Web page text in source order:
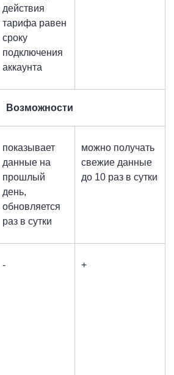
действия
тарифа равен
сроку
подключения
аккаунта
Возможности
показывает
данные на
прошлый
день,
обновляется
раз в сутки
можно получать
свежие данные
до 10 раз в сутки
- +